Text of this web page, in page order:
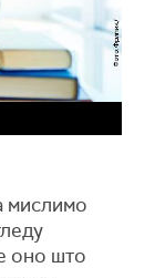
мислимо
оно што